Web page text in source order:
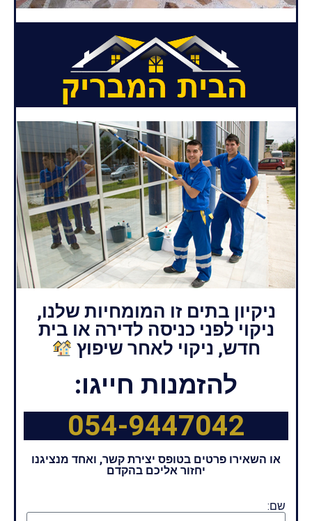
ניקיון בתים זו המומחיות שלנו,
ניקוי לפני כניסה לדירה או בית
חדש, ניקוי לאחר שיפוץ
להזמנות חייגו:
054-9447042
או השאירו פרטים בטופס יצירת קשר, ואחד מנציגנו
יחזור אליכם בהקדם
שם: